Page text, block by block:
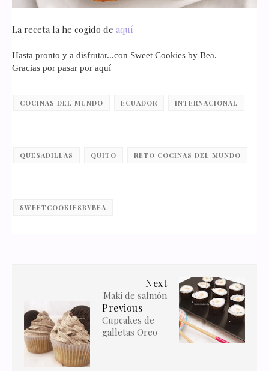
La receta la he cogido de aquí
Hasta pronto y a disfrutar...con Sweet Cookies by Bea.
Gracias por pasar por aquí
COCINAS DEL MUNDO ECUADOR INTERNACIONAL
QUESADILLAS QUITO RETO COCINAS DEL MUNDO
SWEETCOOKIESBYBEA
Next
Maki de salmón
Previous
Cupcakes de
galletas Oreo